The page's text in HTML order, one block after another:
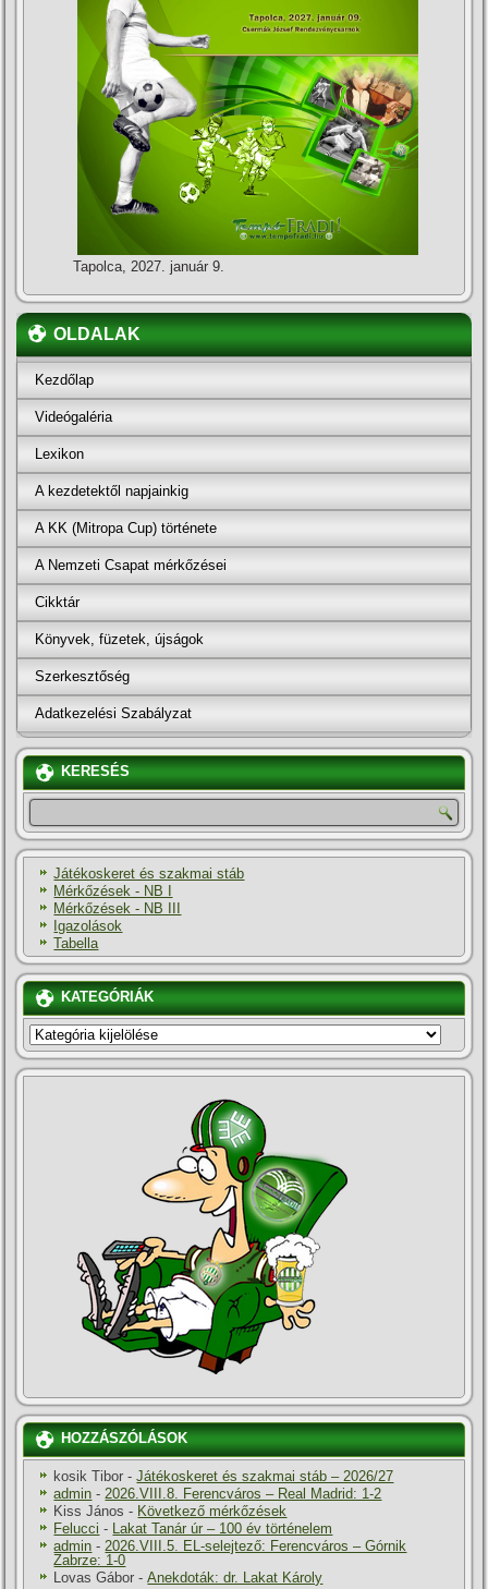
Tapolca, 2027. január 9.
OLDALAK
Kezdőlap
Videógaléria
Lexikon
A kezdetektől napjainkig
A KK (Mitropa Cup) története
A Nemzeti Csapat mérkőzései
Cikktár
Könyvek, füzetek, újságok
Szerkesztőség
Adatkezelési Szabályzat
KERESÉS
Játékoskeret és szakmai stáb
Mérkőzések - NB I
Mérkőzések - NB III
Igazolások
Tabella
KATEGÓRIÁK
KATEGÓRIÁK
HOZZÁSZÓLÁSOK
kosik Tibor -Játékoskeret és szakmai stáb – 2026/27
admin - 2026.VIII.8. Ferencváros – Real Madrid: 1-2
Kiss János - Következő mérkőzések
Felucci - Lakat Tanár úr – 100 év történelem
admin - 2026.VIII.5. EL-selejtező: Ferencváros – Górnik
Zabrze: 1-0
Lovas Gábor -Anekdoták: dr. Lakat Károly